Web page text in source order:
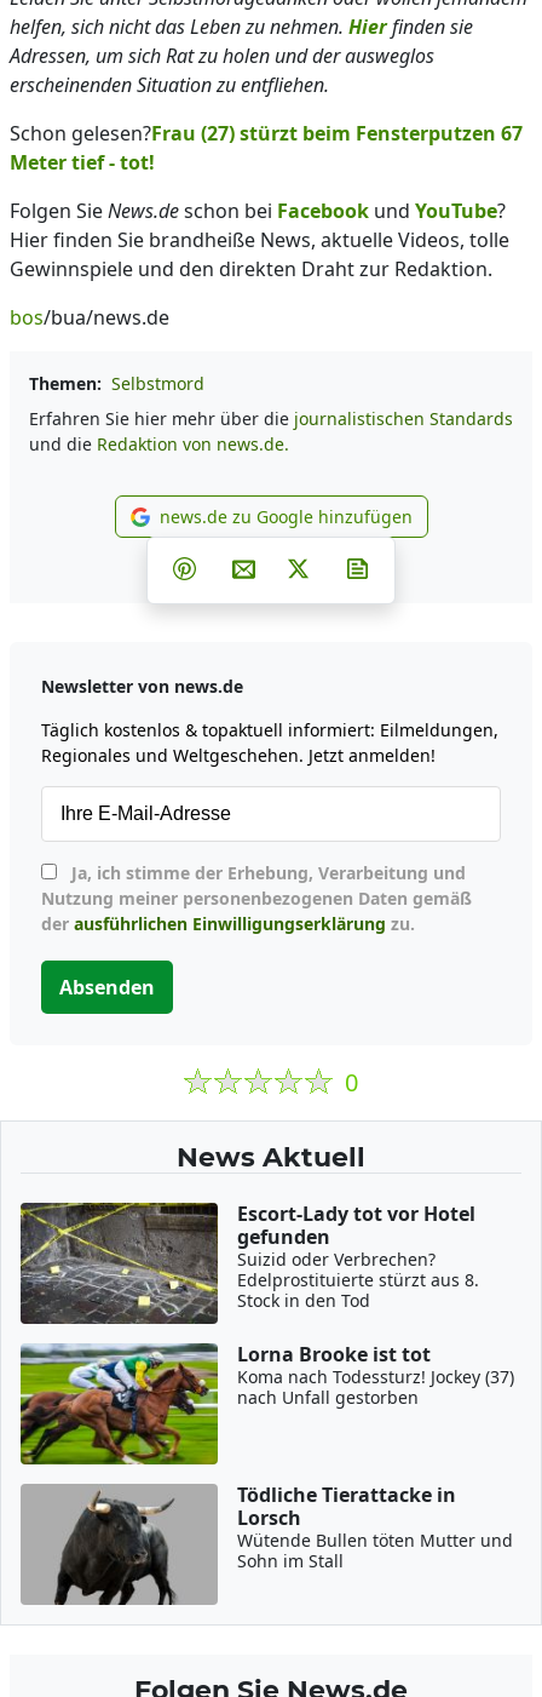
helfen, sich nicht das Leben zu nehmen. Hierfinden sie
Adressen, um sich Rat zu holen und der ausweglos
erscheinenden Situation zu entfliehen.
Schon gelesen?Frau (27) stürzt beim Fensterputzen 67
Meter tief - tot!
Folgen SieNews.deschon bei Facebook und YouTube?
Hier finden Sie brandheiße News, aktuelle Videos, tolle
Gewinnspiele und den direkten Draht zur Redaktion.
bos/bua/news.de
Themen: Selbstmord
Erfahren Sie hier mehr über die journalistischen Standards
und die Redaktion von news.de.
news.de zu Google
news.de zu Google hinzufügen
Teilen auf Facebook
Teilen auf Whatsapp
Teilen auf Telegram
Teilen auf Pinterest
Per E-Mail teilen
Post auf X
Newsletter von news.de
Täglich kostenlos & topaktuell informiert: Eilmeldungen,
Regionales und Weltgeschehen. Jetzt anmelden!
Nutzung meiner personenbezogenen Daten gemäß
der ausführlichen Einwilligungserklärung zu.
Absenden
0
News Aktuell
Escort-Lady tot vor Hotel
gefunden
Suizid oder Verbrechen?
Edelprostituierte stürzt aus 8.
Stock in den Tod
Lorna Brooke ist tot
Koma nach Todessturz! Jockey (37)
nach Unfall gestorben
Tödliche Tierattacke in
Lorsch
Wütende Bullen töten Mutter und
Sohn im Stall
Folgen Sie News.de